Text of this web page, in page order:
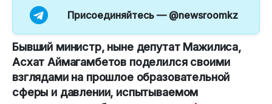
Присоединяйтесь — @newsroomkz
Бывший министр, ныне депутат Мажилиса,
Асхат Аймагамбетов поделился своими
взглядами на прошлое образовательной
сферы и давлении, испытываемом